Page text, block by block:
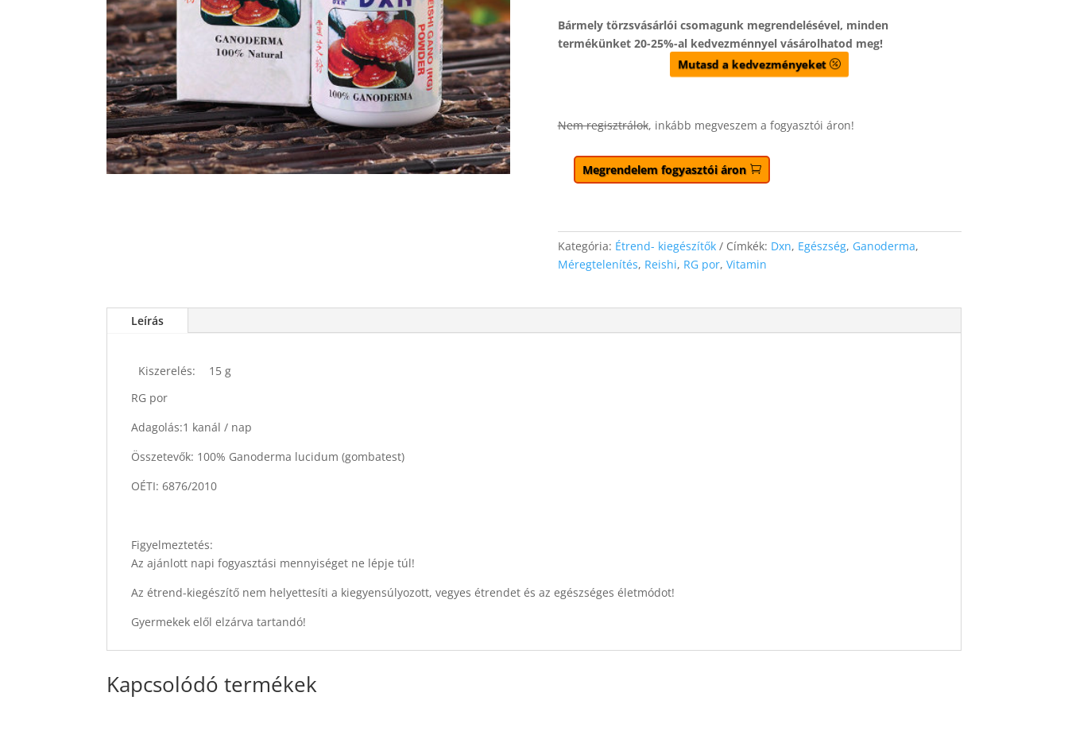
Bármely törzsvásárlói csomagunk megrendelésével, minden
termékünket 20-25%-al kedvezménnyel vásárolhatod meg!
Mutasd a kedvezményeket
Nem regisztrálok, inkább megveszem a fogyasztói áron!
Megrendelem fogyasztói áron
Kategória: Étrend- kiegészítők Címkék: Dxn, Egészség, Ganoderma,
Méregtelenítés, Reishi, RG por, Vitamin
Leírás
Kiszerelés:
15 g
RG por
Adagolás:1 kanál / nap
Összetevők: 100% Ganoderma lucidum (gombatest)
OÉTI: 6876/2010
Figyelmeztetés:
Az ajánlott napi fogyasztási mennyiséget ne lépje túl!
Az étrend-kiegészítő nem helyettesíti a kiegyensúlyozott, vegyes étrendet és az egészséges életmódot!
Gyermekek elől elzárva tartandó!
Kapcsolódó termékek